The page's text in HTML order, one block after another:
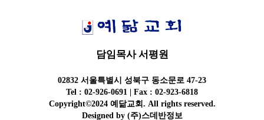
담임목사 서평원
02832 서울특별시 성북구 동소문로 47-23
Tel : 02-926-0691 | Fax : 02-923-6818
Copyright©2024 예닮교회. All rights reserved.
Designed by (주)스데반정보